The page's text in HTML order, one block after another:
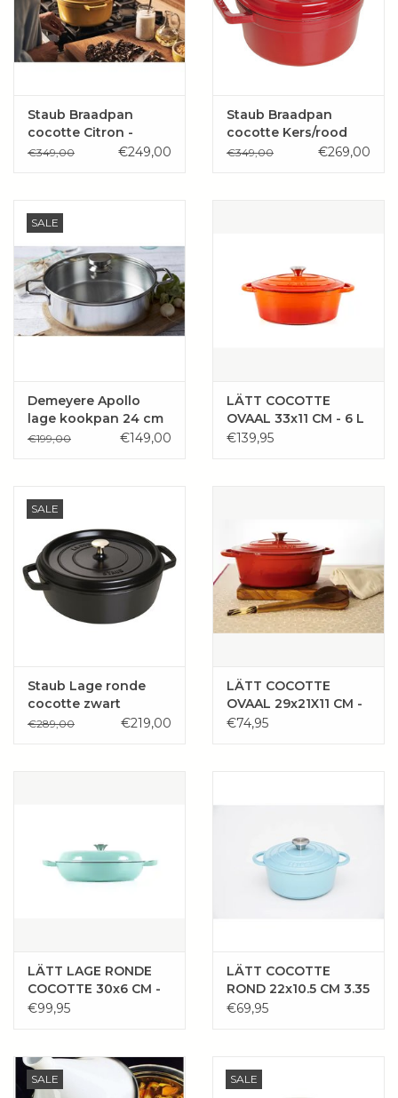
Staub Braadpan
cocotte Citron -
citroen geel
€349,00 €249,00
Staub Braadpan
cocotte Kers/rood
€349,00 €269,00
SALE
Demeyere Apollo
lage kookpan 24 cm
met glasdeksel
€199,00 €149,00
LÄTT COCOTTE
OVAAL 33x11 CM - 6 L
ORANJE
€139,95
SALE
Staub Lage ronde
cocotte zwart
€289,00 €219,00
LÄTT COCOTTE
OVAAL 29x21X11 CM -
3.85L ROOD
€74,95
LÄTT LAGE RONDE
COCOTTE 30x6 CM -
3.2 L
€99,95
LÄTT COCOTTE
ROND 22x10.5 CM 3.35
L
€69,95
SALE SALE